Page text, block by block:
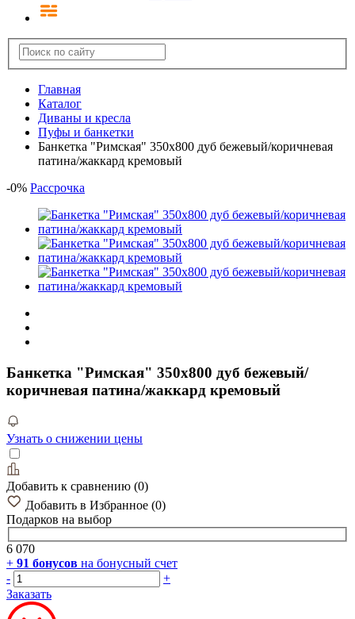
Главная
Каталог
Диваны и кресла
Пуфы и банкетки
Банкетка "Римская" 350х800 дуб бежевый/коричневая
патина/жаккард кремовый
-0% Рассрочка
Банкетка "Римская" 350х800 дуб бежевый/
коричневая патина/жаккард кремовый
Узнать о снижении цены
Добавить к сравнению (0)
Добавить в Избранное (0)
Подарков на выбор
6 070
+ 91 бонусов на бонусный счет
-
+
Заказать